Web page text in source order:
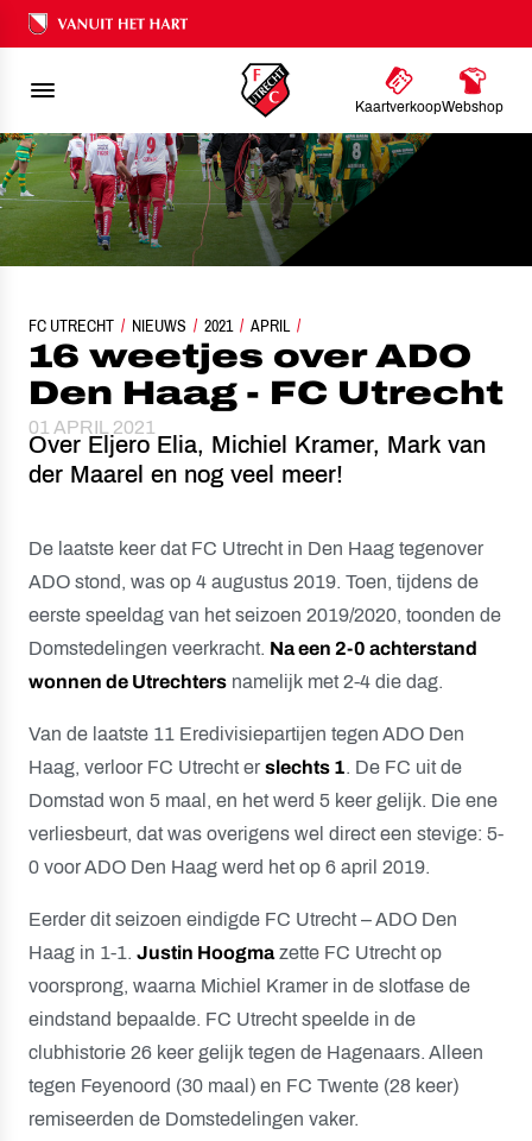
Ons nalatenschap
KaartverkoopWebshop
FC UTRECHT NIEUWS 2021 APRIL
16 WEETJES OVER ADO DEN HAAG - FC UTRECHT
16 weetjes over ADO
Den Haag - FC Utrecht
01 APRIL 2021
Over Eljero Elia, Michiel Kramer, Mark van
der Maarel en nog veel meer!
De laatste keer dat FC Utrecht in Den Haag tegenover
ADO stond, was op 4 augustus 2019. Toen, tijdens de
eerste speeldag van het seizoen 2019/2020, toonden de
Domstedelingen veerkracht. Na een 2-0 achterstand
wonnen de Utrechters namelijk met 2-4 die dag.
Van de laatste 11 Eredivisiepartijen tegen ADO Den
Haag, verloor FC Utrecht erslechts 1. De FC uit de
Domstad won 5 maal, en het werd 5 keer gelijk. Die ene
verliesbeurt, dat was overigens wel direct een stevige: 5-
0 voor ADO Den Haag werd het op 6 april 2019.
Eerder dit seizoen eindigde FC Utrecht – ADO Den
Haag in 1-1. Justin Hoogmazette FC Utrecht op
voorsprong, waarna Michiel Kramer in de slotfase de
eindstand bepaalde. FC Utrecht speelde in de
clubhistorie 26 keer gelijk tegen de Hagenaars. Alleen
tegen Feyenoord (30 maal) en FC Twente (28 keer)
remiseerden de Domstedelingen vaker.